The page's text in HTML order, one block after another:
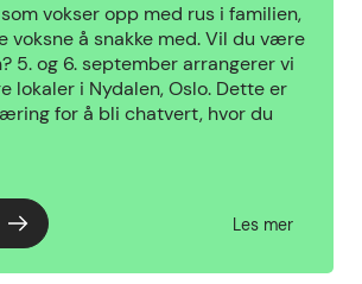
vokser opp med rus i familien,
voksne å snakke med. Vil du være
5. og 6. september arrangerer vi
lokaler i Nydalen, Oslo. Dette er
for å bli chatvert, hvor du
Les mer